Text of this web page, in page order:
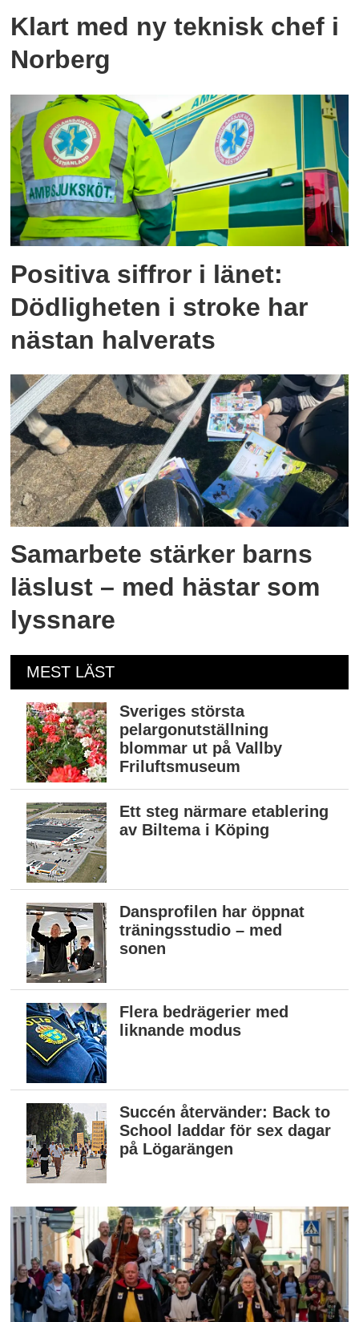
Klart med ny teknisk chef i
Norberg
Positiva siffror i länet:
Dödligheten i stroke har
nästan halverats
Samarbete stärker barns
läslust – med hästar som
lyssnare
MEST LÄST
Sveriges största
pelargonutställning
blommar ut på Vallby
Friluftsmuseum
Ett steg närmare etablering
av Biltema i Köping
Dansprofilen har öppnat
träningsstudio – med
sonen
Flera bedrägerier med
liknande modus
Succén återvänder: Back to
School laddar för sex dagar
på Lögarängen